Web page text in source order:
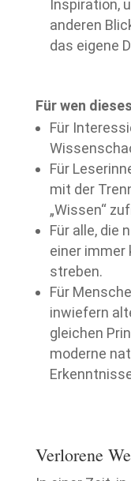
Inspiration,
anderen
das eigene
Für wen
Für
Für
mit der
„Wissen“
Für alle, die
einer immer
streben.
Für
inwiefern
gleichen
moderne
Verlorene